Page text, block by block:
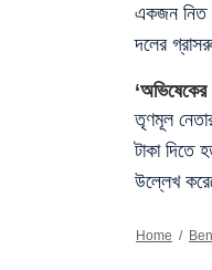
একজন নিত
দলের
তৃণমূল
টাকা দিতে
উল্লেখ
Home /